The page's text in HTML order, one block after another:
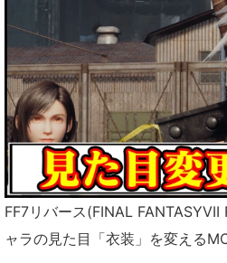
FF7リバース(FINAL FANTASYVII
ャラの見た目「衣装」を変える